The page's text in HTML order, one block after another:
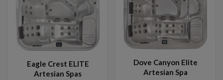
Eagle Crest ELITE
Artesian Spas
Dove Canyon Elite
Artesian Spa